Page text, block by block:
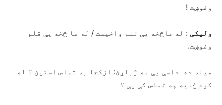
وغوښت !
ولیکی : له ماڅخه یې قلم واخیست / له ما څخه یې قلم
وغوښت.
هیله ده داسې یې مه ژباړئ: ازکجا به تماس استین ؟ له
کوم ځایه په تماس کې یې ؟